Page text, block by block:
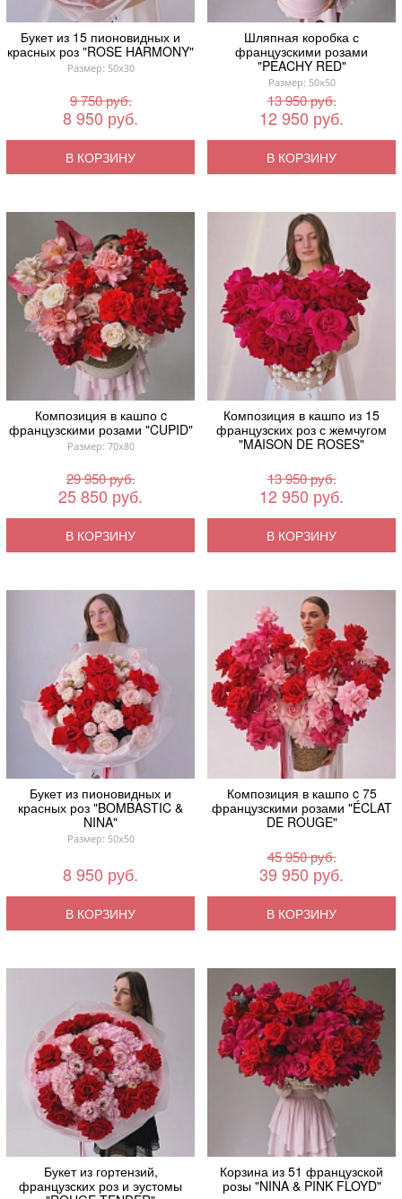
Букет из 15 пионовидных и
красных роз "ROSE HARMONY"
Размер: 50x30
9 750 руб.
8 950 руб.
В КОРЗИНУ
Шляпная коробка с
французскими розами
"PEACHY RED"
Размер: 50x50
13 950 руб.
12 950 руб.
В КОРЗИНУ
Композиция в кашпо c
французскими розами "CUPID"
Размер: 70x80
29 950 руб.
25 850 руб.
В КОРЗИНУ
Композиция в кашпо из 15
французских роз с жемчугом
"MAISON DE ROSES"
13 950 руб.
12 950 руб.
В КОРЗИНУ
Букет из пионовидных и
красных роз "BOMBASTIC &
NINA"
Размер: 50x50
8 950 руб.
В КОРЗИНУ
Композиция в кашпо c 75
французскими розами "ÉCLAT
DE ROUGE"
45 950 руб.
39 950 руб.
В КОРЗИНУ
Букет из гортензий,
французских роз и эустомы
Корзина из 51 французской
розы "NINA & PINK FLOYD"